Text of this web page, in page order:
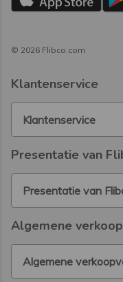
© 2026 Flibco.com
Klantenservice
Klantenservice
Presentatie van
Presentatie van
Algemene
Algemene